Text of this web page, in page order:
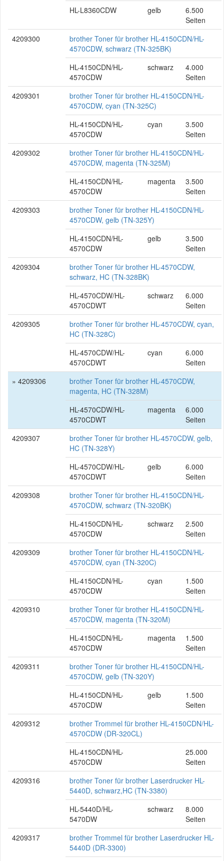
HL-L8360CDW
gelb
6.500
Seiten
4209300
brother Toner für brother HL-4150CDN/HL-
4570CDW, schwarz (TN-325BK)
HL-4150CDN/HL-
4570CDW
schwarz
4.000
Seiten
4209301
brother Toner für brother HL-4150CDN/HL-
4570CDW, cyan (TN-325C)
HL-4150CDN/HL-
4570CDW
cyan
3.500
Seiten
4209302
brother Toner für brother HL-4150CDN/HL-
4570CDW, magenta (TN-325M)
HL-4150CDN/HL-
4570CDW
magenta
3.500
Seiten
4209303
brother Toner für brother HL-4150CDN/HL-
4570CDW, gelb (TN-325Y)
HL-4150CDN/HL-
4570CDW
gelb
3.500
Seiten
4209304
brother Toner für brother HL-4570CDW,
schwarz, HC (TN-328BK)
HL-4570CDW/HL-
4570CDWT
schwarz
6.000
Seiten
4209305
brother Toner für brother HL-4570CDW, cyan,
HC (TN-328C)
HL-4570CDW/HL-
4570CDWT
cyan
6.000
Seiten
» 4209306
brother Toner für brother HL-4570CDW,
magenta, HC (TN-328M)
HL-4570CDW/HL-
4570CDWT
magenta
6.000
Seiten
4209307
brother Toner für brother HL-4570CDW, gelb,
HC (TN-328Y)
HL-4570CDW/HL-
4570CDWT
gelb
6.000
Seiten
4209308
brother Toner für brother HL-4150CDN/HL-
4570CDW, schwarz (TN-320BK)
HL-4150CDN/HL-
4570CDW
schwarz
2.500
Seiten
4209309
brother Toner für brother HL-4150CDN/HL-
4570CDW, cyan (TN-320C)
HL-4150CDN/HL-
4570CDW
cyan
1.500
Seiten
4209310
brother Toner für brother HL-4150CDN/HL-
4570CDW, magenta (TN-320M)
HL-4150CDN/HL-
4570CDW
magenta
1.500
Seiten
4209311
brother Toner für brother HL-4150CDN/HL-
4570CDW, gelb (TN-320Y)
HL-4150CDN/HL-
4570CDW
gelb
1.500
Seiten
4209312
brother Trommel für brother HL-4150CDN/HL-
4570CDW (DR-320CL)
HL-4150CDN/HL-
4570CDW
25.000
Seiten
4209316
brother Toner für brother Laserdrucker HL-
5440D, schwarz,HC (TN-3380)
HL-5440D/HL-
5470DW
schwarz
8.000
Seiten
4209317
brother Trommel für brother Laserdrucker HL-
5440D (DR-3300)